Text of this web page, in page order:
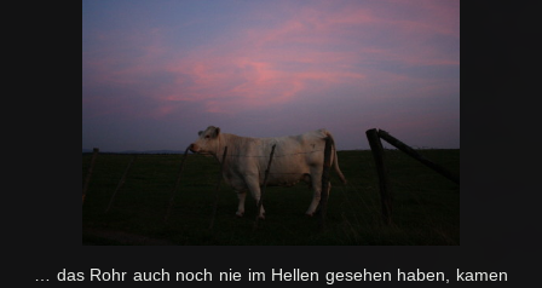
… das Rohr auch noch nie im Hellen gesehen haben, kamen